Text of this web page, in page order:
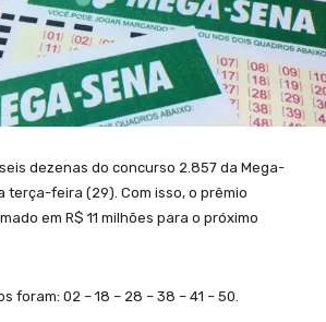
dezenas do concurso 2.857 da Mega-
terça-feira (29). Com isso, o prêmio
em R$ 11 milhões para o próximo
foram: 02 – 18 – 28 – 38 – 41 – 50.